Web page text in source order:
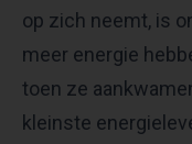
op zich neemt, is
meer energie
toen ze
kleinste